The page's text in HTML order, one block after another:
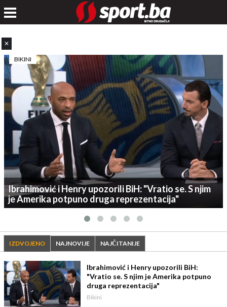
✕
BIKINI
Ibrahimović i Henry upozorili BiH: "Vratio se. S njim
je Amerika potpuno druga reprezentacija"
IZDVOJENO NAJNOVIJE NAJČITANIJE
Ibrahimović i Henry upozorili BiH:
"Vratio se. S njim je Amerika potpuno
druga reprezentacija"
Bikini